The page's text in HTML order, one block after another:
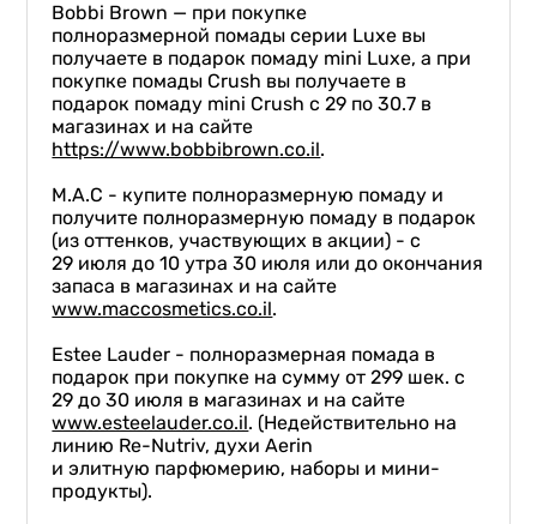
Bobbi Brown — при покупке
полноразмерной помады серии Luxe вы
получаете в подарок помаду mini Luxe, а при
покупке помады Crush вы получаете в
подарок помаду mini Crush с 29 по 30.7 в
магазинах и на сайте
https://www.bobbibrown.co.il.
M.A.C - купите полноразмерную помаду и
получите полноразмерную помаду в подарок
(из оттенков, участвующих в акции) - с
29 июля до 10 утра 30 июля или до окончания
запаса в магазинах и на сайте
www.maccosmetics.co.il.
Estee Lauder - полноразмерная помада в
подарок при покупке на сумму от 299 шек. с
29 до 30 июля в магазинах и на сайте
www.esteelauder.co.il. (Недействительно на
линию Re-Nutriv, духи Aerin
и элитную парфюмерию, наборы и мини-
продукты).